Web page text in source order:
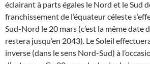
éclairant à parts égales le Nord et le Sud
franchissement de l’équateur céleste
Sud-Nord le 20 mars (c’est la même date
restera jusqu’en 2043). Le Soleil
inverse (dans le sens Nord-Sud) à